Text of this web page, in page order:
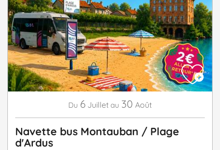
Du 6 Juillet au 30 Août
Navette bus Montauban / Plage
d'Ardus